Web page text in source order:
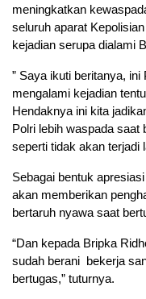
meningkatkan
seluruh aparat
kejadian serupa dialami
” Saya ikuti beritanya,
mengalami kejadian
Hendaknya ini kita
Polri lebih waspada saat
seperti tidak akan terjadi
Sebagai bentuk
akan memberikan
bertaruh nyawa saat
“Dan kepada Bripka
sudah berani bekerja
bertugas,” tuturnya.